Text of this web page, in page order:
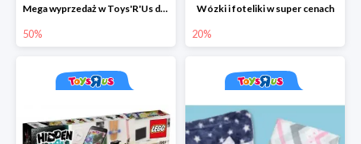
Mega wyprzedaż w Toys'R'Us do -50%
50%
Wózki i foteliki w super cenach
20%